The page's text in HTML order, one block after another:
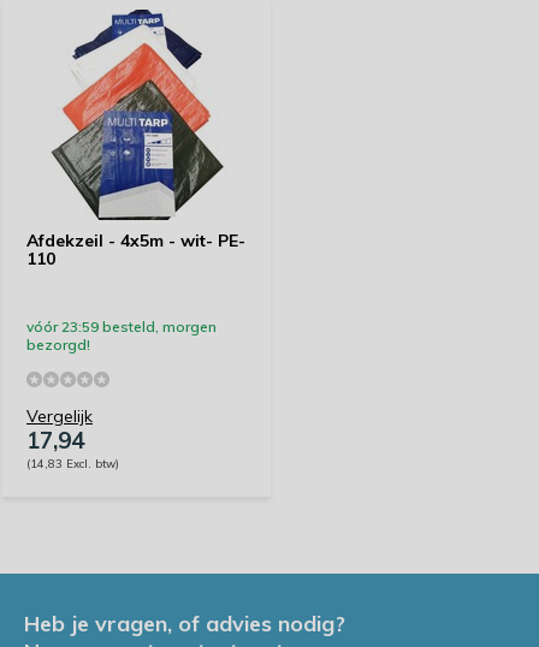
Afdekzeil - 4x5m - wit- PE-
110
vóór 23:59 besteld, morgen
bezorgd!
Vergelijk
17,94
(14,83 Excl. btw)
Heb je vragen, of advies nodig?